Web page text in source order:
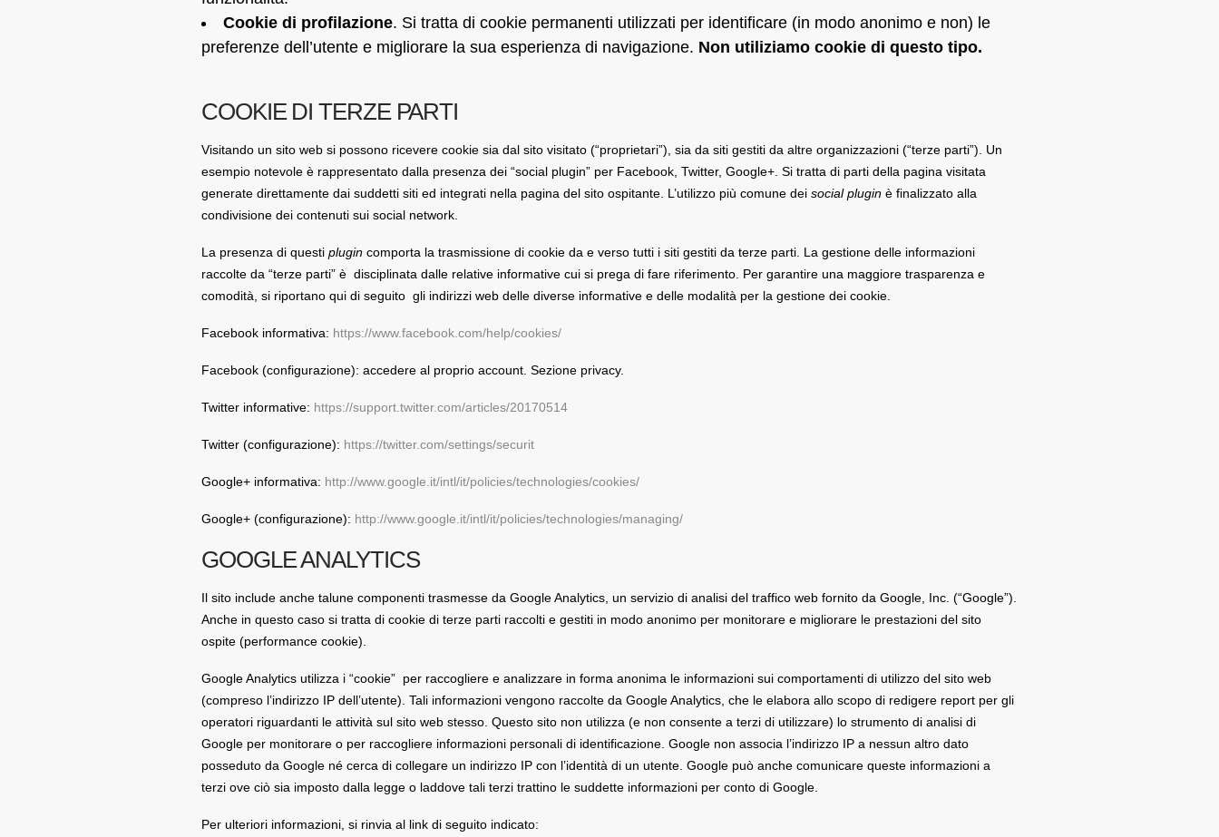
Cookie di profilazione. Si tratta di cookie permanenti utilizzati per identificare (in modo anonimo e non) le
preferenze dell’utente e migliorare la sua esperienza di navigazione. Non utiliziamo cookie di questo tipo.
COOKIE DI TERZE PARTI
Visitando un sito web si possono ricevere cookie sia dal sito visitato (“proprietari”), sia da siti gestiti da altre organizzazioni (“terze parti”). Un
esempio notevole è rappresentato dalla presenza dei “social plugin” per Facebook, Twitter, Google+. Si tratta di parti della pagina visitata
generate direttamente dai suddetti siti ed integrati nella pagina del sito ospitante. L’utilizzo più comune dei social plugin è finalizzato alla
condivisione dei contenuti sui social network.
La presenza di questi plugin comporta la trasmissione di cookie da e verso tutti i siti gestiti da terze parti. La gestione delle informazioni
raccolte da “terze parti” è disciplinata dalle relative informative cui si prega di fare riferimento. Per garantire una maggiore trasparenza e
comodità, si riportano qui di seguito gli indirizzi web delle diverse informative e delle modalità per la gestione dei cookie.
Facebook informativa: https://www.facebook.com/help/cookies/
Facebook (configurazione): accedere al proprio account. Sezione privacy.
Twitter informative: https://support.twitter.com/articles/20170514
Twitter (configurazione): https://twitter.com/settings/securit
Google+ informativa: http://www.google.it/intl/it/policies/technologies/cookies/
Google+ (configurazione): http://www.google.it/intl/it/policies/technologies/managing/
GOOGLE ANALYTICS
Il sito include anche talune componenti trasmesse da Google Analytics, un servizio di analisi del traffico web fornito da Google, Inc. (“Google”).
Anche in questo caso si tratta di cookie di terze parti raccolti e gestiti in modo anonimo per monitorare e migliorare le prestazioni del sito
ospite (performance cookie).
Google Analytics utilizza i “cookie” per raccogliere e analizzare in forma anonima le informazioni sui comportamenti di utilizzo del sito web
(compreso l’indirizzo IP dell’utente). Tali informazioni vengono raccolte da Google Analytics, che le elabora allo scopo di redigere report per gli
operatori riguardanti le attività sul sito web stesso. Questo sito non utilizza (e non consente a terzi di utilizzare) lo strumento di analisi di
Google per monitorare o per raccogliere informazioni personali di identificazione. Google non associa l’indirizzo IP a nessun altro dato
posseduto da Google né cerca di collegare un indirizzo IP con l’identità di un utente. Google può anche comunicare queste informazioni a
terzi ove ciò sia imposto dalla legge o laddove tali terzi trattino le suddette informazioni per conto di Google.
Per ulteriori informazioni, si rinvia al link di seguito indicato: